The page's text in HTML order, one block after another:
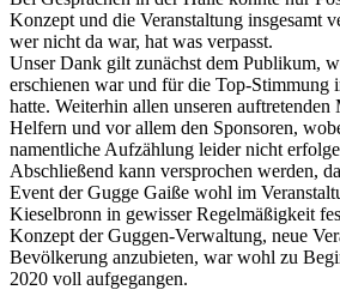
Konzept und die Veranstaltung insgesamt
wer nicht da war, hat was verpasst.
Unser Dank gilt zunächst dem Publikum,
erschienen war und für die Top-Stimmung
hatte. Weiterhin allen unseren auftretenden
Helfern und vor allem den Sponsoren,
namentliche Aufzählung leider nicht
Abschließend kann versprochen werden,
Event der Gugge Gaiße wohl im
Kieselbronn in gewisser Regelmäßigkeit
Konzept der Guggen-Verwaltung, neue
Bevölkerung anzubieten, war wohl zu
2020 voll aufgegangen.